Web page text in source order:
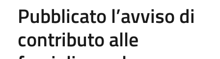
Pubblicato l’avviso di
contributo alle